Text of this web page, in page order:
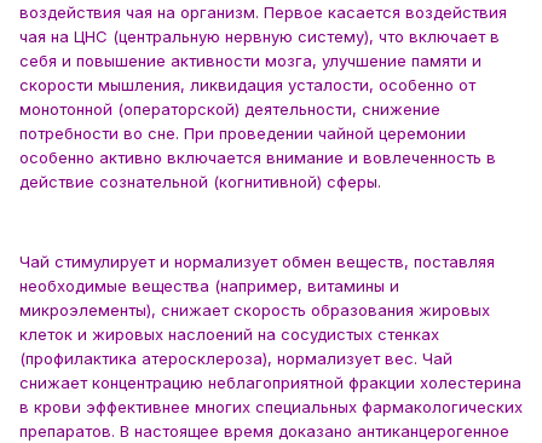
воздействия чая на организм. Первое касается воздействия
чая на ЦНС (центральную нервную систему), что включает в
себя и повышение активности мозга, улучшение памяти и
скорости мышления, ликвидация усталости, особенно от
монотонной (операторской) деятельности, снижение
потребности во сне. При проведении чайной церемонии
особенно активно включается внимание и вовлеченность в
действие сознательной (когнитивной) сферы.
Чай стимулирует и нормализует обмен веществ, поставляя
необходимые вещества (например, витамины и
микроэлементы), снижает скорость образования жировых
клеток и жировых наслоений на сосудистых стенках
(профилактика атеросклероза), нормализует вес. Чай
снижает концентрацию неблагоприятной фракции холестерина
в крови эффективнее многих специальных фармакологических
препаратов. В настоящее время доказано антиканцерогенное